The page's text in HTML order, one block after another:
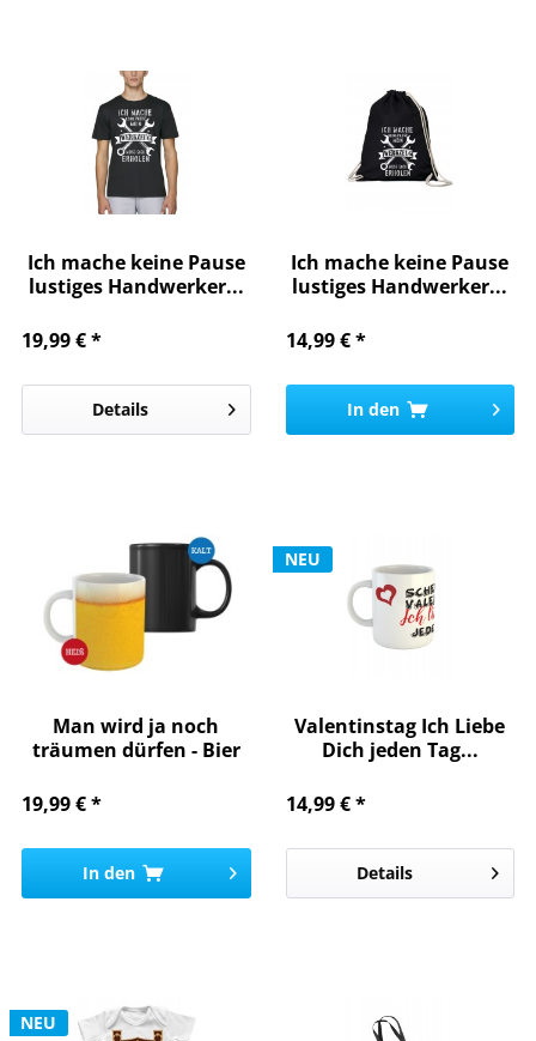
Ich mache keine Pause
lustiges Handwerker...
19,99 € *
Details
Ich mache keine Pause
lustiges Handwerker...
14,99 € *
In den
Man wird ja noch
träumen dürfen - Bier
19,99 € *
In den
NEU
Valentinstag Ich Liebe
Dich jeden Tag...
14,99 € *
Details
NEU